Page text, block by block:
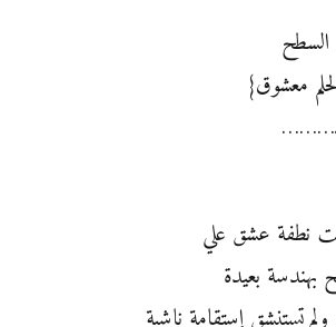
معشوق}
نطفة عشق علي
بهندسة بعيدة